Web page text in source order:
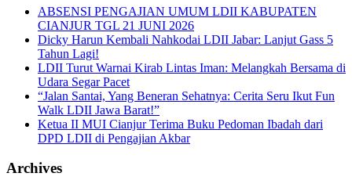
ABSENSI PENGAJIAN UMUM LDII KABUPATEN
CIANJUR TGL 21 JUNI 2026
Dicky Harun Kembali Nahkodai LDII Jabar: Lanjut Gass 5
Tahun Lagi!
LDII Turut Warnai Kirab Lintas Iman: Melangkah Bersama di
Udara Segar Pacet
“Jalan Santai, Yang Beneran Sehatnya: Cerita Seru Ikut Fun
Walk LDII Jawa Barat!”
Ketua II MUI Cianjur Terima Buku Pedoman Ibadah dari
DPD LDII di Pengajian Akbar
Archives